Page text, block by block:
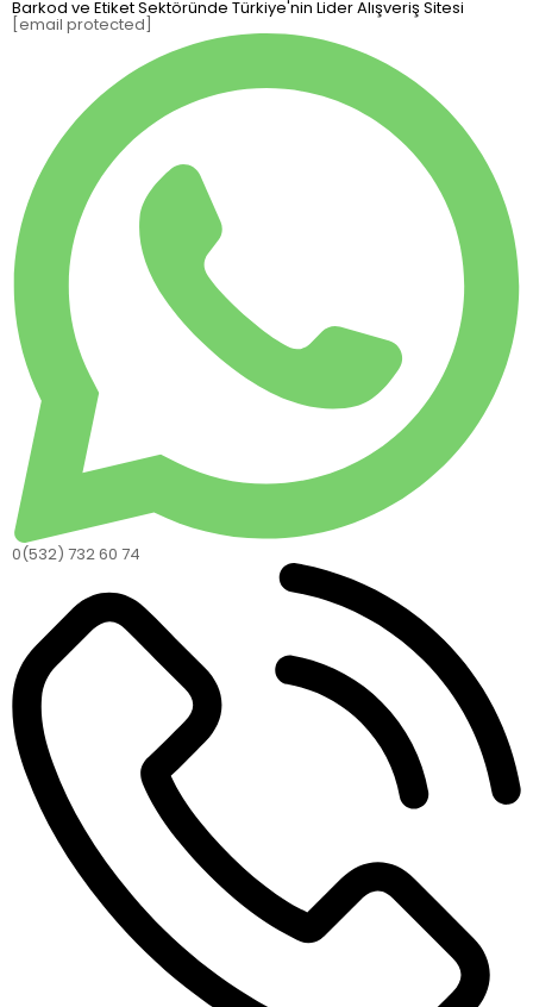
Barkod ve Etiket Sektöründe Türkiye'nin Lider Alışveriş Sitesi
[email protected]
0(532) 732 60 74